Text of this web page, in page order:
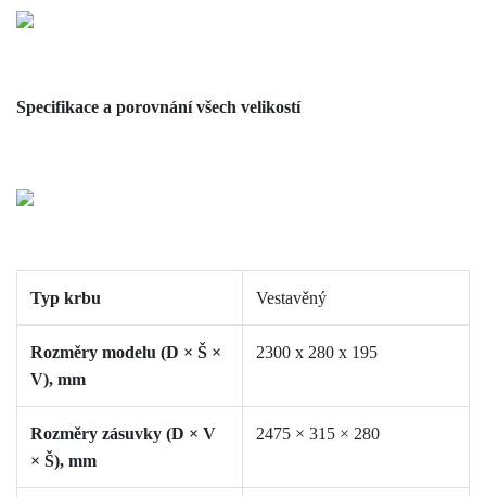
Specifikace a porovnání všech velikostí
Typ krbu Vestavěný
Rozměry modelu (D × Š ×
V), mm
2300 х 280 х 195
Rozměry zásuvky (D × V
× Š), mm
2475 × 315 × 280